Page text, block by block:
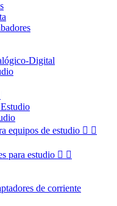
Digital
equipos de estudio  
para estudio  
de corriente